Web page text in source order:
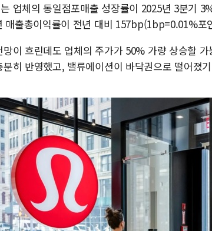
업체의 동일점포매출 성장률이 2025년 3분기
매출총이익률이 전년 대비 157bp(1bp=0.01%포
망이 흐린데도 업체의 주가가 50% 가량 상승할
분히 반영했고, 밸류에이션이 바닥권으로 떨어졌